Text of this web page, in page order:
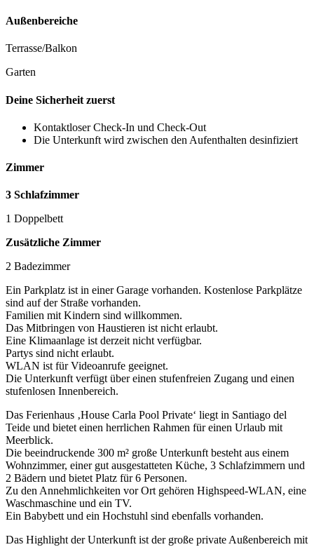
Außenbereiche
Terrasse/Balkon
Garten
Deine Sicherheit zuerst
Kontaktloser Check-In und Check-Out
Die Unterkunft wird zwischen den Aufenthalten desinfiziert
Zimmer
3 Schlafzimmer
1 Doppelbett
Zusätzliche Zimmer
2 Badezimmer
Ein Parkplatz ist in einer Garage vorhanden. Kostenlose Parkplätze
sind auf der Straße vorhanden.
Familien mit Kindern sind willkommen.
Das Mitbringen von Haustieren ist nicht erlaubt.
Eine Klimaanlage ist derzeit nicht verfügbar.
Partys sind nicht erlaubt.
WLAN ist für Videoanrufe geeignet.
Die Unterkunft verfügt über einen stufenfreien Zugang und einen
stufenlosen Innenbereich.
Das Ferienhaus ‚House Carla Pool Private‘ liegt in Santiago del
Teide und bietet einen herrlichen Rahmen für einen Urlaub mit
Meerblick.
Die beeindruckende 300 m² große Unterkunft besteht aus einem
Wohnzimmer, einer gut ausgestatteten Küche, 3 Schlafzimmern und
2 Bädern und bietet Platz für 6 Personen.
Zu den Annehmlichkeiten vor Ort gehören Highspeed-WLAN, eine
Waschmaschine und ein TV.
Ein Babybett und ein Hochstuhl sind ebenfalls vorhanden.
Das Highlight der Unterkunft ist der große private Außenbereich mit